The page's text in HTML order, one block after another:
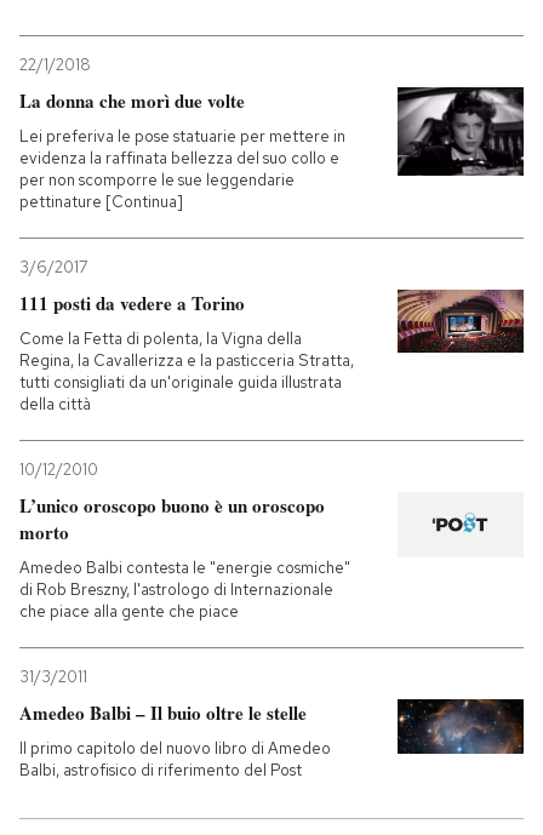
22/1/2018
La donna che morì due volte
Lei preferiva le pose statuarie per mettere in
evidenza la raffinata bellezza del suo collo e
per non scomporre le sue leggendarie
pettinature [Continua]
3/6/2017
111 posti da vedere a Torino
Come la Fetta di polenta, la Vigna della
Regina, la Cavallerizza e la pasticceria Stratta,
tutti consigliati da un'originale guida illustrata
della città
10/12/2010
L’unico oroscopo buono è un oroscopo
morto
Amedeo Balbi contesta le "energie cosmiche"
di Rob Breszny, l'astrologo di Internazionale
che piace alla gente che piace
31/3/2011
Amedeo Balbi – Il buio oltre le stelle
Il primo capitolo del nuovo libro di Amedeo
Balbi, astrofisico di riferimento del Post